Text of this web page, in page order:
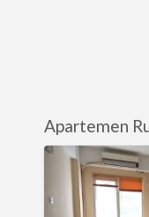
Apartemen
Apartemen
Bersih
Murah